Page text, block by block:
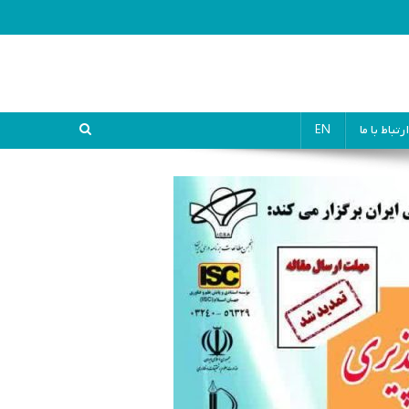
ارتباط با ما EN